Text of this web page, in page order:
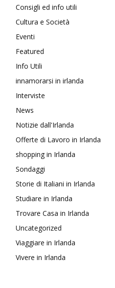
Consigli ed info utili
Cultura e Società
Eventi
Featured
Info Utili
innamorarsi in irlanda
Interviste
News
Notizie dall'Irlanda
Offerte di Lavoro in Irlanda
shopping in Irlanda
Sondaggi
Storie di Italiani in Irlanda
Studiare in Irlanda
Trovare Casa in Irlanda
Uncategorized
Viaggiare in Irlanda
Vivere in Irlanda